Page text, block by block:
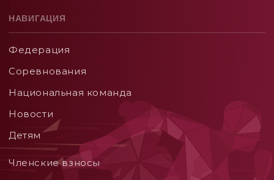
НАВИГАЦИЯ
Федерация
Соревнования
Национальная команда
Новости
Детям
Членские взносы